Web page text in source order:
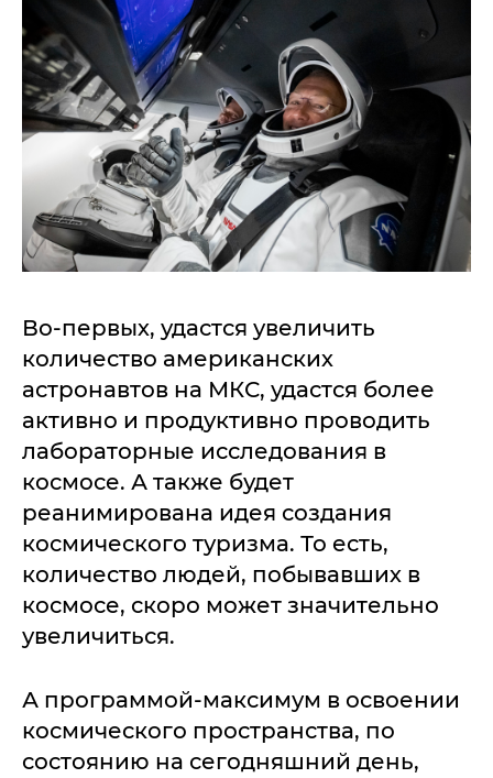
Во-первых, удастся увеличить
количество американских
астронавтов на МКС, удастся более
активно и продуктивно проводить
лабораторные исследования в
космосе. А также будет
реанимирована идея создания
космического туризма. То есть,
количество людей, побывавших в
космосе, скоро может значительно
увеличиться.
А программой-максимум в освоении
космического пространства, по
состоянию на сегодняшний день,